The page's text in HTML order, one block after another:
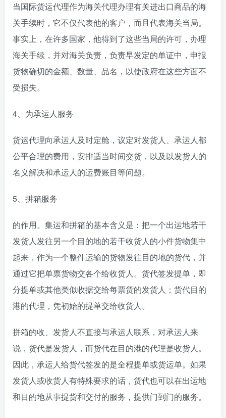
当国际货运代理作为海关代理办理有关进出口商品的海
关手续时，它不仅代表他的客户，而且代表海关当局。
事实上，在许多国家，他得到了这些当局的许可，办理
海关手续，并对海关负责，负责早发定的单证中，申报
货物确切的金额、数量、品名，以使政府在这些方面不
受损失。
4、为承运人服务
货运代理向承运人及时定舱，议定对发货人、承运人都
公平合理的费用，安排适当时间交货，以及以发货人的
名义解决和承运人的运费账目等问题。
5、拼箱服务
的作用。集运和拼箱的基本含义是：把一个出运地若干
发货人发往另一个目的地的若干收货人的小件货物集中
起来，作为一个整件运输的货物发往目的地的货代，并
通过它把单票货物交各个给收货人。货代签发提单，即
分提单或其他类似收据交给每票货的发货人；货代目的
港的代理，凭初始的提单交给收货人。
拼箱的收、发货人不直接与承运人联系，对承运人来
说，货代是发货人，而货代在目的港的代理是收货人。
因此，承运人给货代签发的是全程提单或货运单。如果
发货人或收货人有特殊要求的话，货代也可以在出运地
和目的地从事提货和交付的服务，提供门到门的服务。